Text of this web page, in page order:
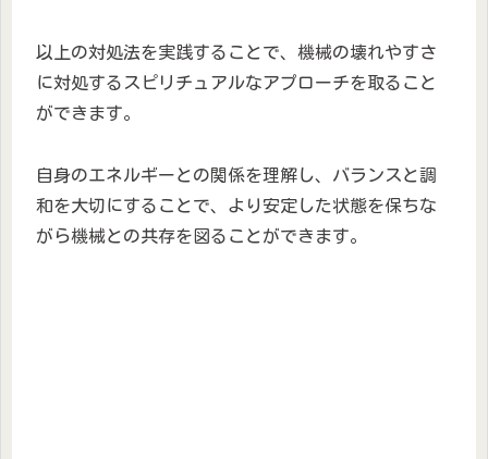
以上の対処法を実践することで、機械の壊れやすさ
に対処するスピリチュアルなアプローチを取ること
ができます。
自身のエネルギーとの関係を理解し、バランスと調
和を大切にすることで、より安定した状態を保ちな
がら機械との共存を図ることができます。